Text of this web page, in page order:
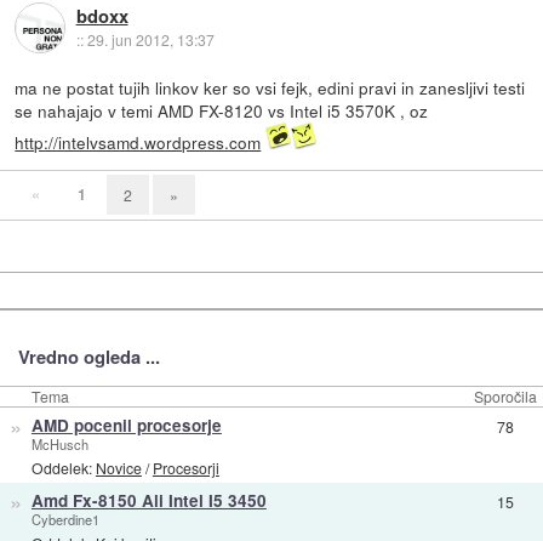
bdoxx
::29. jun 2012, 13:37
ma ne postat tujih linkov ker so vsi fejk, edini pravi in zanesljivi testi
se nahajajo v temi AMD FX-8120 vs Intel i5 3570K , oz
http://intelvsamd.wordpress.com
« 1 2 »
Vredno ogleda ...
Tema Sporočila
» AMD pocenil procesorje
McHusch
Oddelek: Novice/Procesorji
78
» Amd Fx-8150 Ali Intel I5 3450
Cyberdine1
15